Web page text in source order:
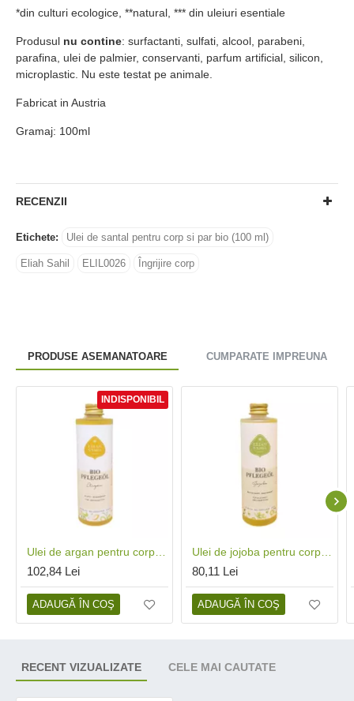
*din culturi ecologice, **natural, *** din uleiuri esentiale
Produsul nu contine: surfactanti, sulfati, alcool, parabeni,
parafina, ulei de palmier, conservanti, parfum artificial, silicon,
microplastic. Nu este testat pe animale.
Fabricat in Austria
Gramaj: 100ml
RECENZII
Etichete: Ulei de santal pentru corp si par bio (100 ml)
Eliah Sahil ELIL0026 Îngrijire corp
PRODUSE ASEMANATOARE CUMPARATE IMPREUNA
INDISPONIBIL
102,84 Lei
ADAUGĂ ÎN COŞ
80,11 Lei
ADAUGĂ ÎN COŞ
RECENT VIZUALIZATE CELE MAI CAUTATE